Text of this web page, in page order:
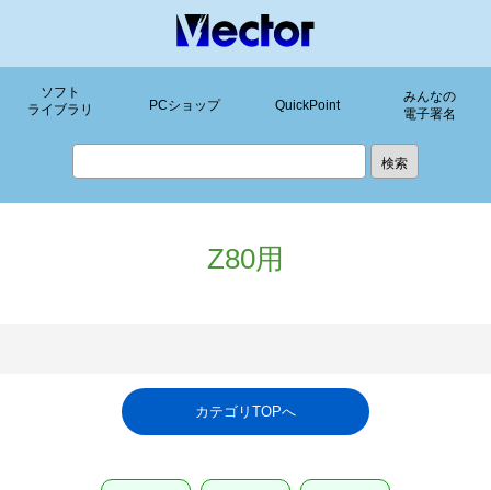
ソフト
ライブラリ
PCショップ QuickPoint
みんなの
電子署名
Z80用
カテゴリTOPへ